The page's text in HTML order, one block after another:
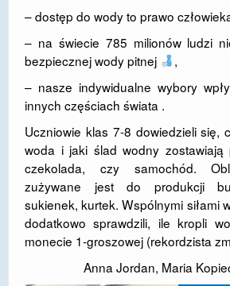
SPORT
DOSTĘPNOŚĆ
POLITYKA PRYWATNOŚCI
RODO
EGZAMIN ÓSMOKLASISTY
STANDARDY OCHRONY
PROJEKT ,,SZKOŁY Z JAKOŚCIĄ
KSZTAŁCENIA OGÓLNEGO NA
ŻORY”
REKRUTACJA 2026/2027
– dostęp do wody to prawo
– na świecie 785 milionów ludzi
bezpiecznej wody pitnej
,
– nasze indywidualne wybory
innych częściach świata .
Uczniowie klas 7-8 dowiedzieli się,
woda i jaki ślad wodny zostawiają
czekolada, czy samochód.
zużywane jest do produkcji
sukienek, kurtek. Wspólnymi siłami
dodatkowo sprawdzili, ile kropli
monecie 1-groszowej (rekordzista
Anna Jordan, Maria